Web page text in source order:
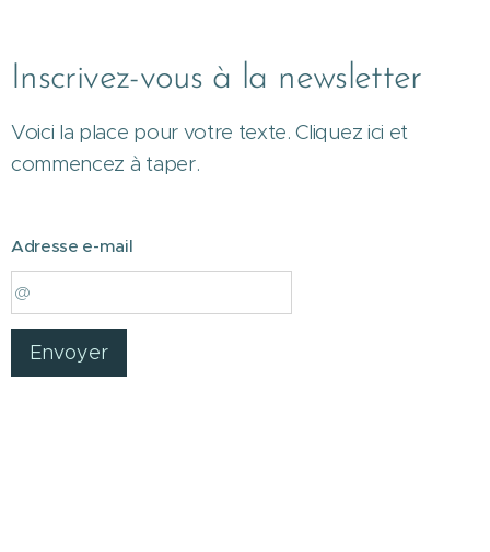
Inscrivez-vous à la newsletter
Voici la place pour votre texte. Cliquez ici et
commencez à taper.
Adresse e-mail
Envoyer